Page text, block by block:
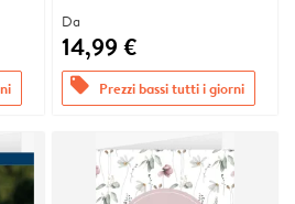
Da
14,99 €
offers Prezzi bassi tutti i giorni